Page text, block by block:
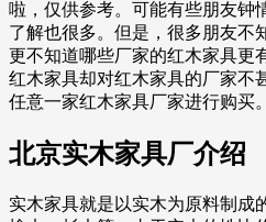
啦，仅供参考。可能有些朋友钟
了解也很多。但是，很多朋友不
更不知道哪些厂家的红木家具更
红木家具却对红木家具的厂家不
任意一家红木家具厂家进行购买。
北京实木家具厂介绍
实木家具就是以实木为原料制成